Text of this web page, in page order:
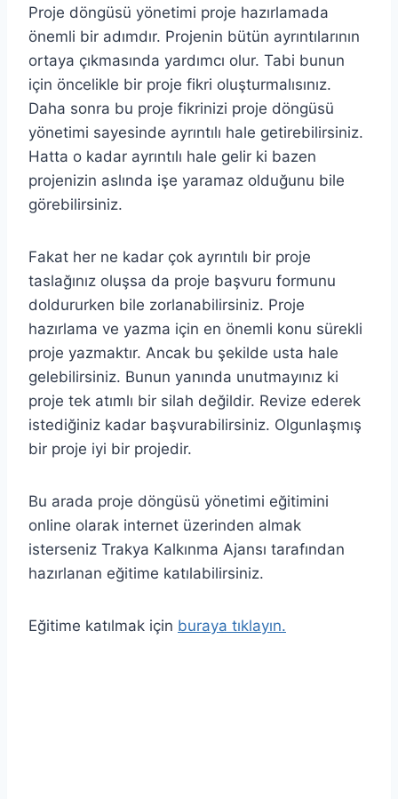
Proje döngüsü yönetimi proje hazırlamada
önemli bir adımdır. Projenin bütün ayrıntılarının
ortaya çıkmasında yardımcı olur. Tabi bunun
için öncelikle bir proje fikri oluşturmalısınız.
Daha sonra bu proje fikrinizi proje döngüsü
yönetimi sayesinde ayrıntılı hale getirebilirsiniz.
Hatta o kadar ayrıntılı hale gelir ki bazen
projenizin aslında işe yaramaz olduğunu bile
görebilirsiniz.
Fakat her ne kadar çok ayrıntılı bir proje
taslağınız oluşsa da proje başvuru formunu
doldururken bile zorlanabilirsiniz. Proje
hazırlama ve yazma için en önemli konu sürekli
proje yazmaktır. Ancak bu şekilde usta hale
gelebilirsiniz. Bunun yanında unutmayınız ki
proje tek atımlı bir silah değildir. Revize ederek
istediğiniz kadar başvurabilirsiniz. Olgunlaşmış
bir proje iyi bir projedir.
Bu arada proje döngüsü yönetimi eğitimini
online olarak internet üzerinden almak
isterseniz Trakya Kalkınma Ajansı tarafından
hazırlanan eğitime katılabilirsiniz.
Eğitime katılmak için buraya tıklayın.